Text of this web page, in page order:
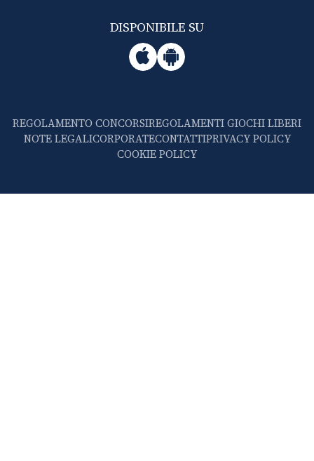
DISPONIBILE SU
REGOLAMENTO CONCORSIREGOLAMENTI GIOCHI LIBERI
NOTE LEGALICORPORATECONTATTIPRIVACY POLICY
COOKIE POLICY